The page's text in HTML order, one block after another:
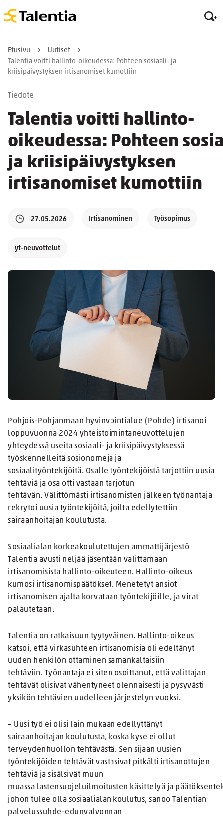
Etusivu
Uutiset
Talentia voitti hallinto-oikeudessa: Pohteen sosiaali- ja
kriisipäivystyksen irtisanomiset kumottiin
Tiedote
Talentia voitti hallinto-
oikeudessa: Pohteen
ja kriisipäivystyksen
irtisanomiset kumottiin
27.05.2026 Irtisanominen Työsopimus
yt-neuvottelut
Pohjois-Pohjanmaan hyvinvointialue (Pohde) irtisanoi
loppuvuonna 2024 yhteistoimintaneuvottelujen
yhteydessä useita sosiaali- ja kriisipäivystyksessä
työskennelleitä sosionomeja ja
sosiaalityöntekijöitä. Osalle työntekijöistä tarjottiin uusia
tehtäviä ja osa otti vastaan tarjotun
tehtävän. Välittömästi irtisanomisten jälkeen työnantaja
rekrytoi uusia työntekijöitä, joilta edellytettiin
sairaanhoitajan koulutusta.
Sosiaalialan korkeakoulutettujen ammattijärjestö
Talentia avusti neljää jäsentään valittamaan
irtisanomisista hallinto-oikeuteen. Hallinto-oikeus
kumosi irtisanomispäätökset. Menetetyt ansiot
irtisanomisen ajalta korvataan työntekijöille, ja virat
palautetaan.
Talentia on ratkaisuun tyytyväinen. Hallinto-oikeus
katsoi, että virkasuhteen irtisanomisia oli edeltänyt
uuden henkilön ottaminen samankaltaisiin
tehtäviin. Työnantaja ei siten osoittanut, että valittajan
tehtävät olisivat vähentyneet olennaisesti ja pysyvästi
yksikön tehtävien uudelleen järjestelyn vuoksi.
– Uusi työ ei olisi lain mukaan edellyttänyt
sairaanhoitajan koulutusta, koska kyse ei ollut
terveydenhuollon tehtävästä. Sen sijaan uusien
työntekijöiden tehtävät vastasivat pitkälti irtisanottujen
tehtäviä ja sisälsivät muun
muassa lastensuojeluilmoitusten käsittelyä ja
johon tulee olla sosiaalialan koulutus, sanoo Talentian
palvelussuhde-edunvalvonnan